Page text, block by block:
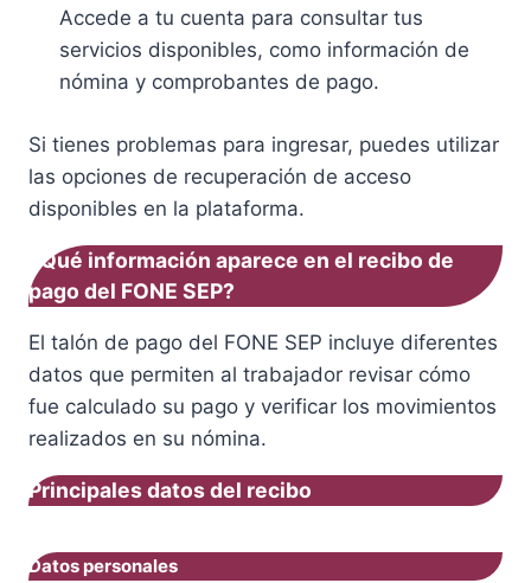
Accede a tu cuenta para consultar tus
servicios disponibles, como información de
nómina y comprobantes de pago.
Si tienes problemas para ingresar, puedes utilizar
las opciones de recuperación de acceso
disponibles en la plataforma.
¿Qué información aparece en el recibo de
pago del FONE SEP?
El talón de pago del FONE SEP incluye diferentes
datos que permiten al trabajador revisar cómo
fue calculado su pago y verificar los movimientos
realizados en su nómina.
Principales datos del recibo
Datos personales